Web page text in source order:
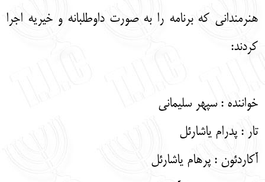
هنرمندانی که برنامه را به صورت داوطلبانه و خیریه اجرا
کردند:
خواننده : سپهر سلیمانی
تار : پدرام یاشارئل
آکاردئون : پرهام یاشارئل